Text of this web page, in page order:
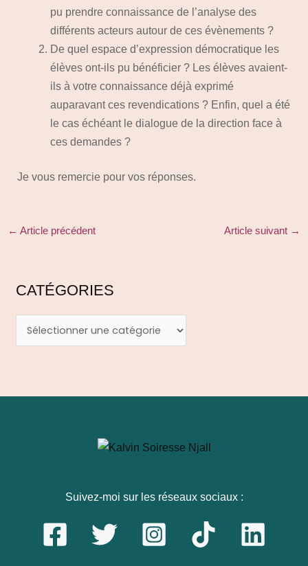
pu prendre connaissance de l’analyse des
différents acteurs autour de ces évènements ?
De quel espace d’expression démocratique les
élèves ont-ils pu bénéficier ? Les élèves avaient-
ils à votre connaissance déjà exprimé
auparavant ces revendications ? Enfin, quel a été
le cas échéant le dialogue de la direction face à
ces demandes ?
Je vous remercie pour vos réponses.
← Article précédent Article suivant →
CATÉGORIES
Suivez-moi sur les réseaux sociaux :